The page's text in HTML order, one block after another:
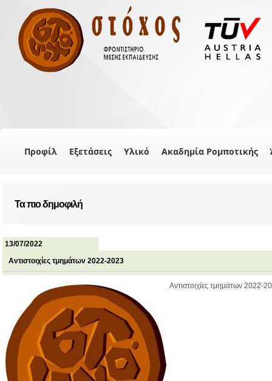
Προφίλ Εξετάσεις Υλικό Ακαδημία Ρομποτικής
Τα πιο δημοφιλή
13/07/2022
Αντιστοιχίες τμημάτων 2022-2023
Αντιστοιχίες τμημάτων 2022-